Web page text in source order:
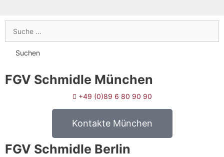
FGV Schmidle München
+49 (0)89 6 80 90 90
Kontakte München
FGV Schmidle Berlin